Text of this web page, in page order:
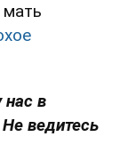
мать
нас в
ведитесь